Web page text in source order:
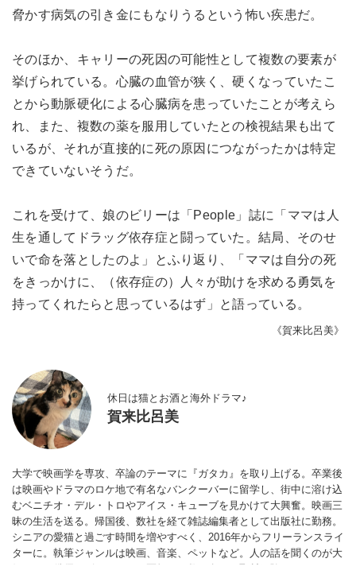
脅かす病気の引き金にもなりうるという怖い疾患だ。
そのほか、キャリーの死因の可能性として複数の要素が
挙げられている。心臓の血管が狭く、硬くなっていたこ
とから動脈硬化による心臓病を患っていたことが考えら
れ、また、複数の薬を服用していたとの検視結果も出て
いるが、それが直接的に死の原因につながったかは特定
できていないそうだ。
これを受けて、娘のビリーは「People」誌に「ママは人
生を通してドラッグ依存症と闘っていた。結局、そのせ
いで命を落としたのよ」とふり返り、「ママは自分の死
をきっかけに、（依存症の）人々が助けを求める勇気を
持ってくれたらと思っているはず」と語っている。
《賀来比呂美》
休日は猫とお酒と海外ドラマ♪
賀来比呂美
大学で映画学を専攻、卒論のテーマに『ガタカ』を取り上げる。卒業後
は映画やドラマのロケ地で有名なバンクーバーに留学し、街中に溶け込
むベニチオ・デル・トロやアイス・キューブを見かけて大興奮。映画三
昧の生活を送る。帰国後、数社を経て雑誌編集者として出版社に勤務。
シニアの愛猫と過ごす時間を増やすべく、2016年からフリーランスライ
ターに。執筆ジャンルは映画、音楽、ペットなど。人の話を聞くのが大